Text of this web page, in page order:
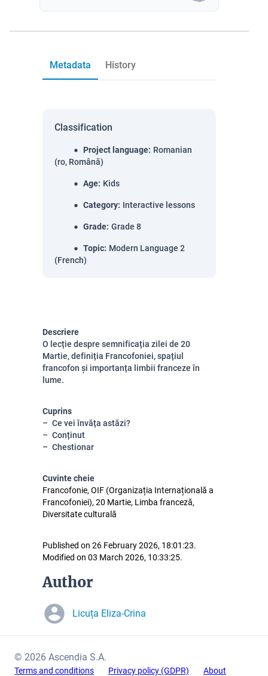
Metadata History
Classification
Project language: Romanian
(ro, Română)
Age: Kids
Category: Interactive lessons
Grade: Grade 8
Topic: Modern Language 2
(French)
Descriere
O lecție despre semnificația zilei de 20
Martie, definiția Francofoniei, spațiul
francofon și importanța limbii franceze în
lume.
Cuprins
Ce vei învăța astăzi?
Conținut
Chestionar
Cuvinte cheie
Francofonie, OIF (Organizația Internațională a
Francofoniei), 20 Martie, Limba franceză,
Diversitate culturală
Published on 26 February 2026, 18:01:23.
Modified on 03 March 2026, 10:33:25.
Author
Licuța Eliza-Crina
© 2026 Ascendia S.A.
Terms and conditions Privacy policy (GDPR) About